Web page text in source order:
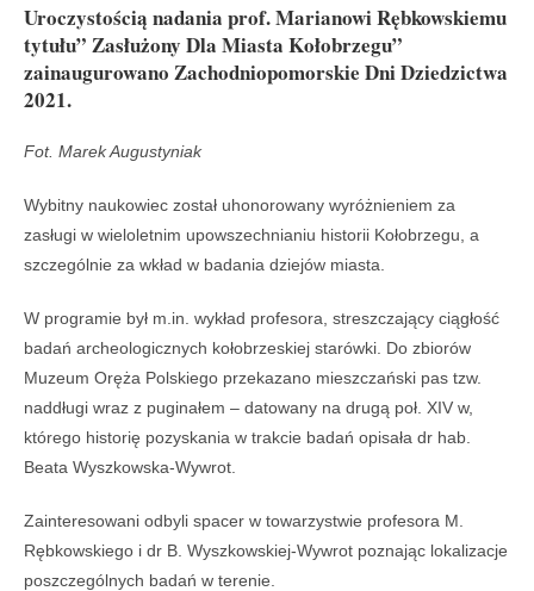
Uroczystością nadania prof. Marianowi Rębkowskiemu
tytułu” Zasłużony Dla Miasta Kołobrzegu”
zainaugurowano Zachodniopomorskie Dni Dziedzictwa
2021.
Fot. Marek Augustyniak
Wybitny naukowiec został uhonorowany wyróżnieniem za
zasługi w wieloletnim upowszechnianiu historii Kołobrzegu, a
szczególnie za wkład w badania dziejów miasta.
W programie był m.in. wykład profesora, streszczający ciągłość
badań archeologicznych kołobrzeskiej starówki. Do zbiorów
Muzeum Oręża Polskiego przekazano mieszczański pas tzw.
naddługi wraz z puginałem – datowany na drugą poł. XIV w,
którego historię pozyskania w trakcie badań opisała dr hab.
Beata Wyszkowska-Wywrot.
Zainteresowani odbyli spacer w towarzystwie profesora M.
Rębkowskiego i dr B. Wyszkowskiej-Wywrot poznając lokalizacje
poszczególnych badań w terenie.